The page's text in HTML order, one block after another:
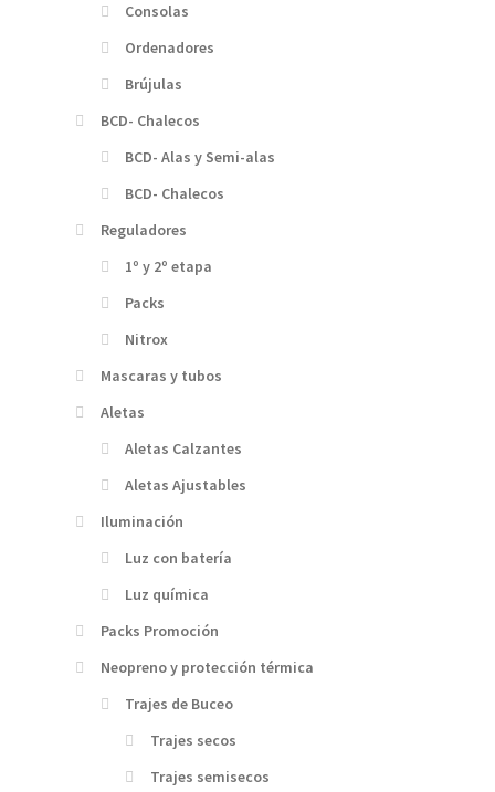
Consolas
Ordenadores
Brújulas
BCD- Chalecos
BCD- Alas y Semi-alas
BCD- Chalecos
Reguladores
1º y 2º etapa
Packs
Nitrox
Mascaras y tubos
Aletas
Aletas Calzantes
Aletas Ajustables
Iluminación
Luz con batería
Luz química
Packs Promoción
Neopreno y protección térmica
Trajes de Buceo
Trajes secos
Trajes semisecos